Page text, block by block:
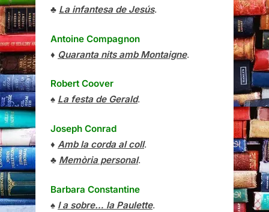
♣ La infantesa de Jesús.
Antoine Compagnon
♦ Quaranta nits amb Montaigne.
Robert Coover
♠ La festa de Gerald.
Joseph Conrad
♦ Amb la corda al coll.
♣ Memòria personal.
Barbara Constantine
♠ I a sobre… la Paulette.